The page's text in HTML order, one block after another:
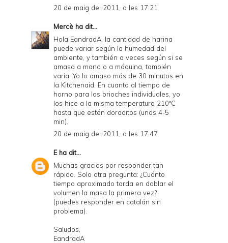
20 de maig del 2011, a les 17:21
Mercè ha dit...
Hola EandradA, la cantidad de harina
puede variar según la humedad del
ambiente, y también a veces según si se
amasa a mano o a máquina, también
varia. Yo lo amaso más de 30 minutos en
la Kitchenaid. En cuanto al tiempo de
horno para los brioches individuales, yo
los hice a la misma temperatura 210ºC
hasta que estén doraditos (unos 4-5
min).
20 de maig del 2011, a les 17:47
Eha dit...
Muchas gracias por responder tan
rápido. Solo otra pregunta: ¿Cuánto
tiempo aproximado tarda en doblar el
volumen la masa la primera vez?
(puedes responder en catalán sin
problema).
Saludos,
EandradA